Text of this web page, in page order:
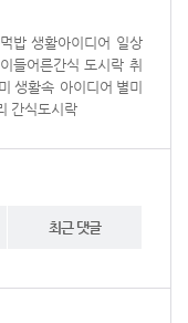
밥 생활아이디어 일상
들어른간식 도시락 취
생활속 아이디어 별미
간식도시락
최근 댓글